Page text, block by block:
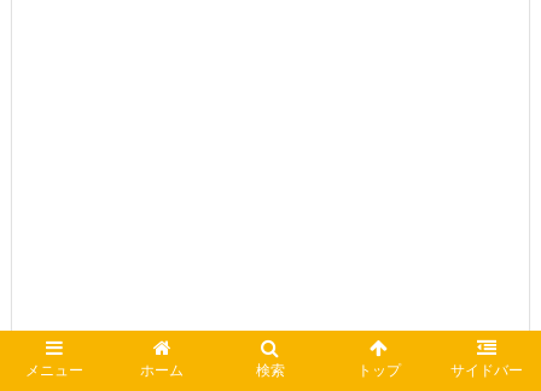
メニュー ホーム 検索 トップ サイドバー